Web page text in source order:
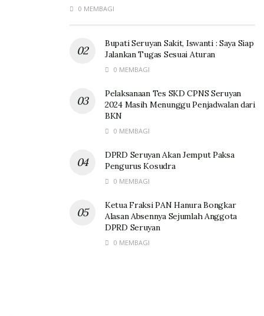
0 MEMBAGI
Bupati Seruyan Sakit, Iswanti : Saya Siap
Jalankan Tugas Sesuai Aturan
0 MEMBAGI
Pelaksanaan Tes SKD CPNS Seruyan
2024 Masih Menunggu Penjadwalan dari
BKN
0 MEMBAGI
DPRD Seruyan Akan Jemput Paksa
Pengurus Kosudra
0 MEMBAGI
Ketua Fraksi PAN Hanura Bongkar
Alasan Absennya Sejumlah Anggota
DPRD Seruyan
0 MEMBAGI